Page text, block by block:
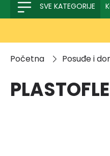
SVE KATEGORIJE
Početna Posuđe i